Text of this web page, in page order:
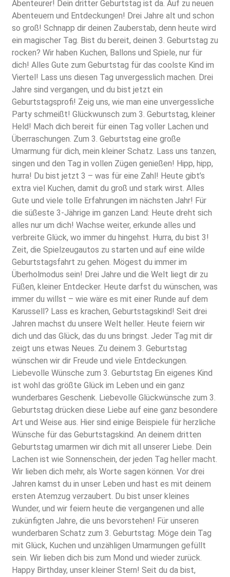
Abenteurer! Dein dritter Geburtstag ist da. Auf zu neuen
Abenteuern und Entdeckungen! Drei Jahre alt und schon
so groß! Schnapp dir deinen Zauberstab, denn heute wird
ein magischer Tag. Bist du bereit, deinen 3. Geburtstag zu
rocken? Wir haben Kuchen, Ballons und Spiele, nur für
dich! Alles Gute zum Geburtstag für das coolste Kind im
Viertel! Lass uns diesen Tag unvergesslich machen. Drei
Jahre sind vergangen, und du bist jetzt ein
Geburtstagsprofi! Zeig uns, wie man eine unvergessliche
Party schmeißt! Glückwunsch zum 3. Geburtstag, kleiner
Held! Mach dich bereit für einen Tag voller Lachen und
Überraschungen. Zum 3. Geburtstag eine große
Umarmung für dich, mein kleiner Schatz. Lass uns tanzen,
singen und den Tag in vollen Zügen genießen! Hipp, hipp,
hurra! Du bist jetzt 3 – was für eine Zahl! Heute gibt’s
extra viel Kuchen, damit du groß und stark wirst. Alles
Gute und viele tolle Erfahrungen im nächsten Jahr! Für
die süßeste 3-Jährige im ganzen Land: Heute dreht sich
alles nur um dich! Wachse weiter, erkunde alles und
verbreite Glück, wo immer du hingehst. Hurra, du bist 3!
Zeit, die Spielzeugautos zu starten und auf eine wilde
Geburtstagsfahrt zu gehen. Mögest du immer im
Überholmodus sein! Drei Jahre und die Welt liegt dir zu
Füßen, kleiner Entdecker. Heute darfst du wünschen, was
immer du willst – wie wäre es mit einer Runde auf dem
Karussell? Lass es krachen, Geburtstagskind! Seit drei
Jahren machst du unsere Welt heller. Heute feiern wir
dich und das Glück, das du uns bringst. Jeder Tag mit dir
zeigt uns etwas Neues. Zu deinem 3. Geburtstag
wünschen wir dir Freude und viele Entdeckungen.
Liebevolle Wünsche zum 3. Geburtstag Ein eigenes Kind
ist wohl das größte Glück im Leben und ein ganz
wunderbares Geschenk. Liebevolle Glückwünsche zum 3.
Geburtstag drücken diese Liebe auf eine ganz besondere
Art und Weise aus. Hier sind einige Beispiele für herzliche
Wünsche für das Geburtstagskind. An deinem dritten
Geburtstag umarmen wir dich mit all unserer Liebe. Dein
Lachen ist wie Sonnenschein, der jeden Tag heller macht.
Wir lieben dich mehr, als Worte sagen können. Vor drei
Jahren kamst du in unser Leben und hast es mit deinem
ersten Atemzug verzaubert. Du bist unser kleines
Wunder, und wir feiern heute die vergangenen und alle
zukünfigten Jahre, die uns bevorstehen! Für unseren
wunderbaren Schatz zum 3. Geburtstag: Möge dein Tag
mit Glück, Kuchen und unzähligen Umarmungen gefüllt
sein. Wir lieben dich bis zum Mond und wieder zurück.
Happy Birthday, unser kleiner Stern! Seit du da bist,